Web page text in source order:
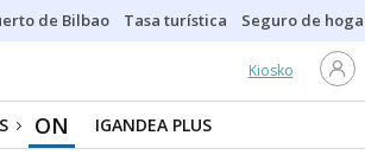
de Bilbao Tasa turística Seguro de
Kiosko
ON IGANDEA PLUS